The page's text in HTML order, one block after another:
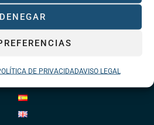
DENEGAR
DE PRIVACIDADAVISO LEGAL
ACTUALIDAD
LEGAL
DE PRIVACIDAD